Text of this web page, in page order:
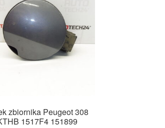
zbiornika Peugeot 308
1517F4 151899